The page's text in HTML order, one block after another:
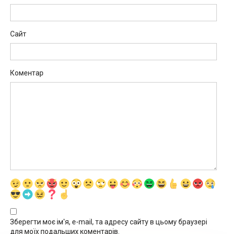
Сайт
Коментар
Зберегти моє ім'я, e-mail, та адресу сайту в цьому браузері
для моїх подальших коментарів.